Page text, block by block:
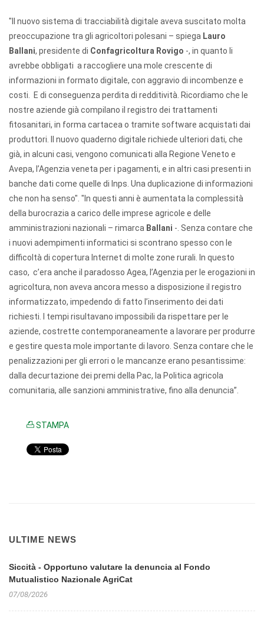
"Il nuovo sistema di tracciabilità digitale aveva suscitato molta
preoccupazione tra gli agricoltori polesani – spiega Lauro
Ballani, presidente di Confagricoltura Rovigo -, in quanto li
avrebbe obbligati a raccogliere una mole crescente di
informazioni in formato digitale, con aggravio di incombenze e
costi. E di conseguenza perdita di redditività. Ricordiamo che le
nostre aziende già compilano il registro dei trattamenti
fitosanitari, in forma cartacea o tramite software acquistati dai
produttori. Il nuovo quaderno digitale richiede ulteriori dati, che
già, in alcuni casi, vengono comunicati alla Regione Veneto e
Avepa, l’Agenzia veneta per i pagamenti, e in altri casi presenti in
banche dati come quelle di Inps. Una duplicazione di informazioni
che non ha senso". "In questi anni è aumentata la complessità
della burocrazia a carico delle imprese agricole e delle
amministrazioni nazionali – rimarca Ballani -. Senza contare che
i nuovi adempimenti informatici si scontrano spesso con le
difficoltà di copertura Internet di molte zone rurali. In questo
caso, c’era anche il paradosso Agea, l’Agenzia per le erogazioni in
agricoltura, non aveva ancora messo a disposizione il registro
informatizzato, impedendo di fatto l’inserimento dei dati
richiesti. I tempi risultavano impossibili da rispettare per le
aziende, costrette contemporaneamente a lavorare per produrre
e gestire questa mole importante di lavoro. Senza contare che le
penalizzazioni per gli errori o le mancanze erano pesantissime:
dalla decurtazione dei premi della Pac, la Politica agricola
comunitaria, alle sanzioni amministrative, fino alla denuncia”.
STAMPA
ULTIME NEWS
Siccità - Opportuno valutare la denuncia al Fondo
Mutualistico Nazionale AgriCat
07/08/2026